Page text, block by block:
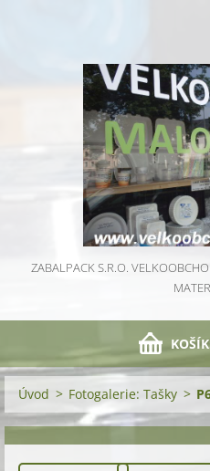
ZABALPACK S.R.O.
Úvod > Fotogalerie: Tašky >